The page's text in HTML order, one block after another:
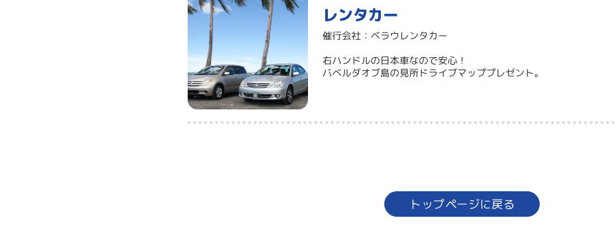
レンタカー
催行会社：ベラウレンタカー
右ハンドルの日本車なので安心！
バベルダオブ島の見所ドライブマッププレゼント。
トップページに戻る